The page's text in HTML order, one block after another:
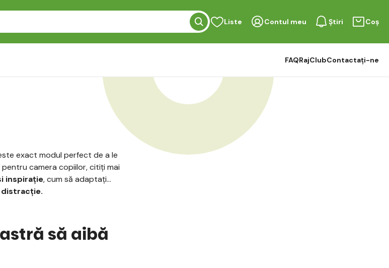
Liste Contul meu Știri Coș
FAQRajClubContactați-ne
exact modul perfect de a le
pentru camera copiilor, citiți mai
inspirație, cum să adaptați
să aibă